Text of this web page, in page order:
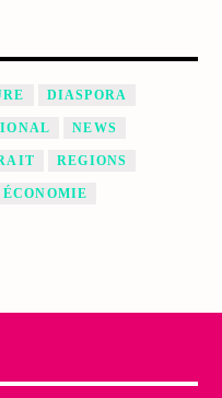
DIASPORA
NEWS
REGIONS
ÉCONOMIE